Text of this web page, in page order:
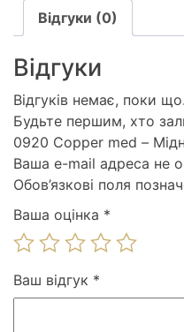
Відгуки (0)
Відгуки
Відгуків немає, поки що.
Будьте першим, хто
0920 Copper med –
Ваша e-mail адреса не
Обов’язкові поля
Ваша оцінка *
Ваш відгук *